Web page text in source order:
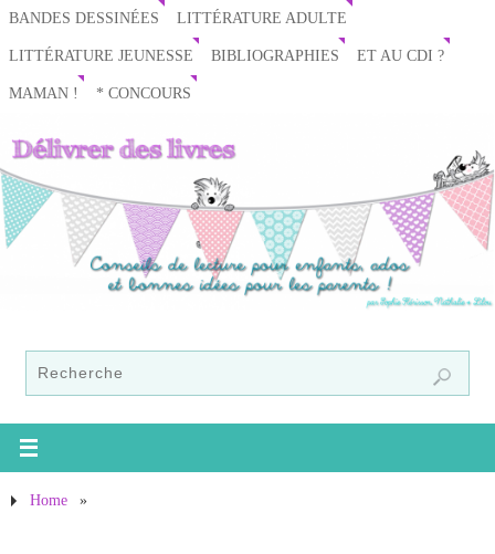
BANDES DESSINÉES LITTÉRATURE ADULTE
LITTÉRATURE JEUNESSE BIBLIOGRAPHIES ET AU CDI ?
MAMAN ! * CONCOURS
Home »